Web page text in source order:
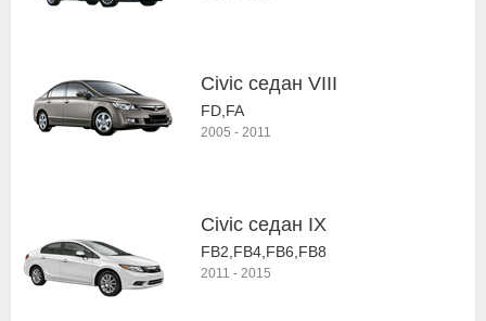
Civic седан VIII
FD,FA
2005 - 2011
Civic седан IX
FB2,FB4,FB6,FB8
2011 - 2015